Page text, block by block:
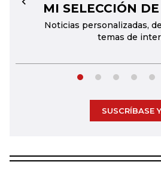
MI SELECCIÓN
Noticias personalizadas,
temas de
←
SUSCRÍBASE